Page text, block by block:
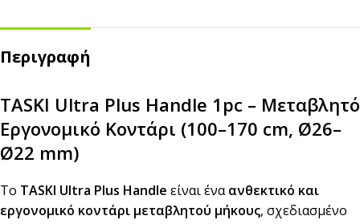
Περιγραφή
TASKI Ultra Plus Handle 1pc – Μεταβλητό
Εργονομικό Κοντάρι (100–170 cm, Ø26–
Ø22 mm)
Το TASKI Ultra Plus Handle είναι έναανθεκτικό και
εργονομικό κοντάρι μεταβλητού μήκους, σχεδιασμένο